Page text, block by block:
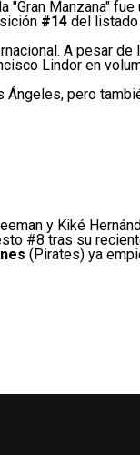
"Gran Manzana"
#14 del listado
A pesar
Lindor en
pero
y Kiké
#8 tras su
(Pirates) ya